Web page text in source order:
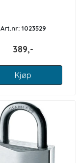
Art.nr: 1023529
389,-
Kjøp